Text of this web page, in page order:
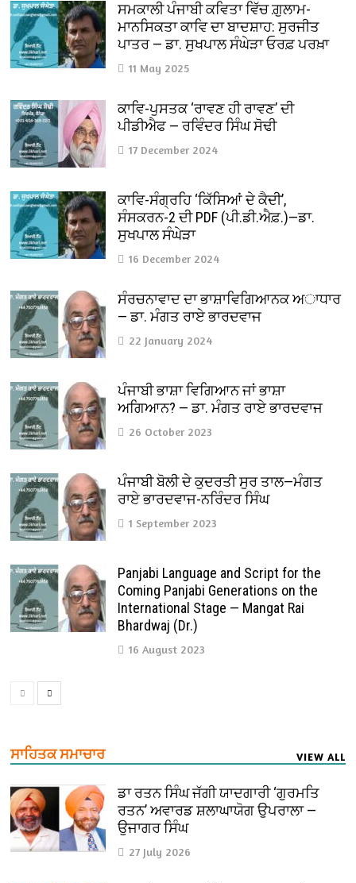
ਸਮਕਾਲੀ ਪੰਜਾਬੀ ਕਵਿਤਾ ਵਿੱਚ ਗ਼ੁਲਾਮ-
ਮਾਨਸਿਕਤਾ ਕਾਵਿ ਦਾ ਬਾਦਸ਼ਾਹ: ਸੁਰਜੀਤ
ਪਾਤਰ — ਡਾ. ਸੁਖਪਾਲ ਸੰਘੇੜਾ ਓਰਫ਼ ਪਰਖ਼ਾ
11 May 2025
ਕਾਵਿ-ਪੁਸਤਕ ‘ਰਾਵਣ ਹੀ ਰਾਵਣ’ ਦੀ
ਪੀਡੀਐਫ — ਰਵਿੰਦਰ ਸਿੰਘ ਸੋਢੀ
17 December 2024
ਕਾਵਿ-ਸੰਗ੍ਰਹਿ ‘ਕਿੱਸਿਆਂ ਦੇ ਕੈਦੀ’,
ਸੰਸਕਰਨ-2 ਦੀ PDF (ਪੀ.ਡੀ.ਐਫ਼.)—ਡਾ.
ਸੁਖਪਾਲ ਸੰਘੇੜਾ
16 December 2024
ਸੰਰਚਨਾਵਾਦ ਦਾ ਭਾਸ਼ਾਵਿਗਿਆਨਕ ਅਾਧਾਰ
— ਡਾ. ਮੰਗਤ ਰਾਏ ਭਾਰਦਵਾਜ
22 January 2024
ਪੰਜਾਬੀ ਭਾਸ਼ਾ ਵਿਗਿਆਨ ਜਾਂ ਭਾਸ਼ਾ
ਅਗਿਆਨ? — ਡਾ. ਮੰਗਤ ਰਾਏ ਭਾਰਦਵਾਜ
26 October 2023
ਪੰਜਾਬੀ ਬੋਲੀ ਦੇ ਕੁਦਰਤੀ ਸੁਰ ਤਾਲ—ਮੰਗਤ
ਰਾਏ ਭਾਰਦਵਾਜ-ਨਰਿੰਦਰ ਸਿੰਘ
1 September 2023
Panjabi Language and Script for the
Coming Panjabi Generations on the
International Stage — Mangat Rai
Bhardwaj (Dr.)
16 August 2023
ਸਾਹਿਤਕ ਸਮਾਚਾਰ VIEW ALL
ਡਾ ਰਤਨ ਸਿੰਘ ਜੱਗੀ ਯਾਦਗਾਰੀ ‘ਗੁਰਮਤਿ
ਰਤਨ’ ਅਵਾਰਡ ਸ਼ਲਾਘਾਯੋਗ ਉਪਰਾਲਾ —
ਉਜਾਗਰ ਸਿੰਘ
27 July 2026